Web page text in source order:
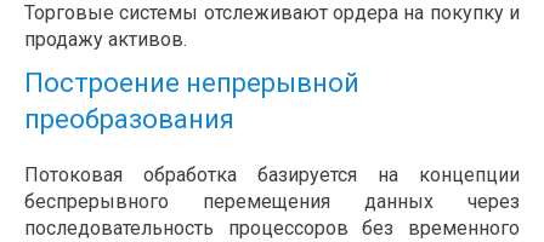
Торговые системы отслеживают ордера на покупку и
продажу активов.
Построение непрерывной
преобразования
Потоковая обработка базируется на концепции
беспрерывного перемещения данных через
последовательность процессоров без временного